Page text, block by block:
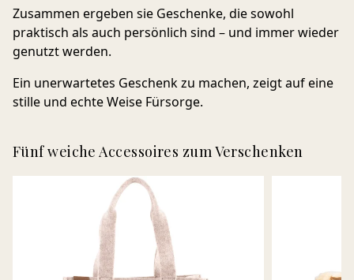
Zusammen ergeben sie Geschenke, die sowohl
praktisch als auch persönlich sind – und immer wieder
genutzt werden.
Ein unerwartetes Geschenk zu machen, zeigt auf eine
stille und echte Weise Fürsorge.
Fünf weiche Accessoires zum Verschenken